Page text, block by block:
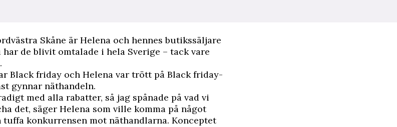
Skåne är Helena och hennes butikssäljare
har de blivit omtalade i hela Sverige – tack vare
Black friday och Helena var trött på Black friday-
gynnar näthandeln.
med alla rabatter, så jag spånade på vad vi
det, säger Helena som ville komma på något
tuffa konkurrensen mot näthandlarna. Konceptet